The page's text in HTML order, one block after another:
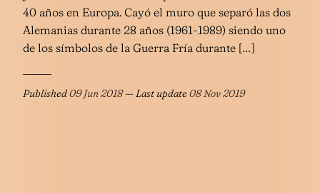
40 años en Europa. Cayó el muro que separó las dos
Alemanias durante 28 años (1961-1989) siendo uno
de los símbolos de la Guerra Fría durante […]
Published09 Jun 2018— Last update08 Nov 2019